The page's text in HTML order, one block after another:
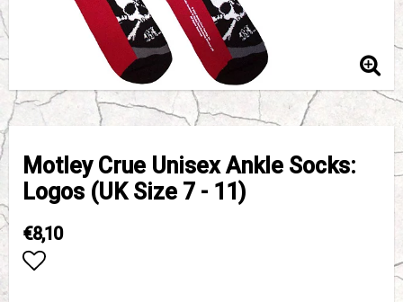
Motley Crue Unisex Ankle Socks:
Logos (UK Size 7 - 11)
€8,10